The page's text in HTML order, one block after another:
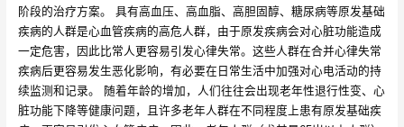
阶段的治疗方案。 具有高血压、高血脂、高胆固醇、糖尿病等原发基础
疾病的人群是心血管疾病的高危人群，由于原发疾病会对心脏功能造成
一定危害，因此比常人更容易引发心律失常。这些人群在合并心律失常
疾病后更容易发生恶化影响，有必要在日常生活中加强对心电活动的持
续监测和记录。 随着年龄的增加，人们往往会出现老年性退行性变、心
脏功能下降等健康问题，且许多老年人群在不同程度上患有原发基础疾